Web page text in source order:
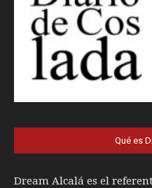
Qué es
Dream Alcalá es el